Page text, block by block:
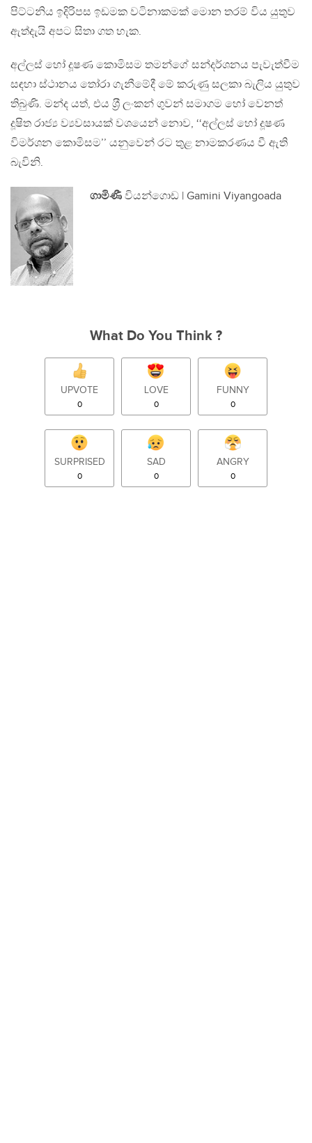
පිට්ටනිය ඉදිරිපස ඉඩමක වටිනාකමක් මොන තරම් විය යුතුව
ඇත්දැයි අපට සිතා ගත හැක.
අල්ලස් හෝ දූෂණ කොමිසම තමන්ගේ සන්දර්ශනය පැවැත්වීම
සඳහා ස්ථානය තෝරා ගැනීමේදී මේ කරුණු සලකා බැලිය යුතුව
තිබුණි. මන්ද යත්, එය ශ‍්‍රී ලංකන් ගුවන් සමාගම හෝ වෙනත්
දූෂිත රාජ්‍ය ව්‍යවසායක් වශයෙන් නොව, ‘‘අල්ලස් හෝ දූෂණ
විමර්ශන කොමිසම’’ යනුවෙන් රට තුළ නාමකරණය වී ඇති
බැවිනි.
ගාමිණී වියන්ගොඩ | Gamini Viyangoada
What Do You Think ?
UPVOTE
0
LOVE
0
FUNNY
0
SURPRISED
0
SAD
0
ANGRY
0